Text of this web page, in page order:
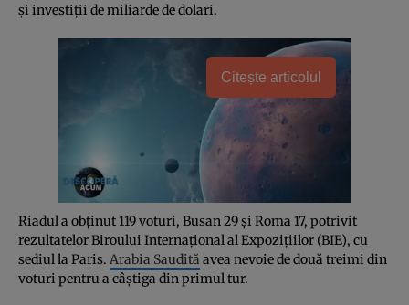
și investiții de miliarde de dolari.
Citește articolul
Riadul a obținut 119 voturi, Busan 29 și Roma 17, potrivit
rezultatelor Biroului Internațional al Expozițiilor (BIE), cu
sediul la Paris. Arabia Saudită avea nevoie de două treimi din
voturi pentru a câștiga din primul tur.